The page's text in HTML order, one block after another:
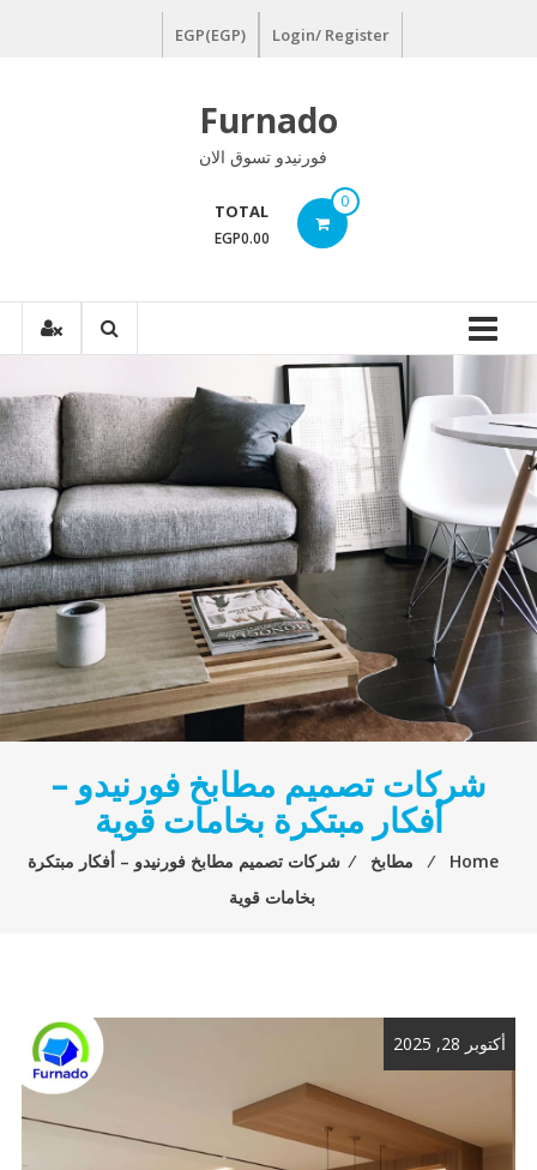
Login/ Register
EGP(EGP)
Furnado
فورنيدو تسوق الان
0
TOTAL
EGP0.00
شركات تصميم مطابخ فورنيدو –
أفكار مبتكرة بخامات قوية
Home
⁄ مطابخ ⁄ شركات تصميم مطابخ فورنيدو – أفكار مبتكرة
بخامات قوية
أكتوبر 28, 2025